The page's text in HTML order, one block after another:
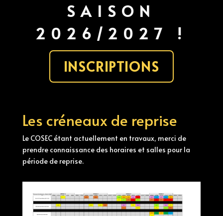
SAISON
2026/2027 !
INSCRIPTIONS
Les créneaux de reprise
Le COSEC étant actuellement en travaux, merci de
prendre connaissance des horaires et salles pour la
période de reprise.